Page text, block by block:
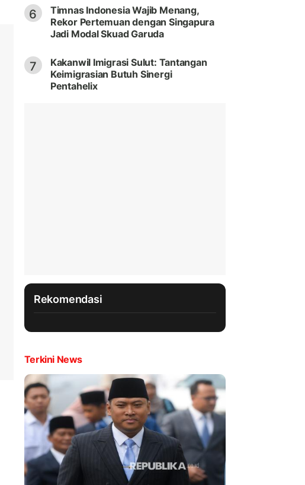
6
Timnas Indonesia Wajib Menang,
Rekor Pertemuan dengan Singapura
Jadi Modal Skuad Garuda
7
Kakanwil Imigrasi Sulut: Tantangan
Keimigrasian Butuh Sinergi
Pentahelix
Rekomendasi
Terkini News